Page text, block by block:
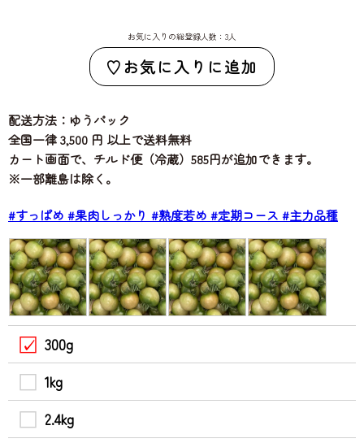
お気に入りの総登録人数：3人
お気に入りに追加
配送方法：ゆうパック
全国一律 3,500 円 以上で送料無料
カート画面で、チルド便（冷蔵）585円が追加できます。
※一部離島は除く。
#すっぱめ #果肉しっかり #熟度若め #定期コース #主力品種
300g
1kg
2.4kg